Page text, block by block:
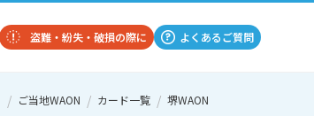
盗難・紛失・破損の際に よくあるご質問
ご当地WAON カード一覧 堺WAON